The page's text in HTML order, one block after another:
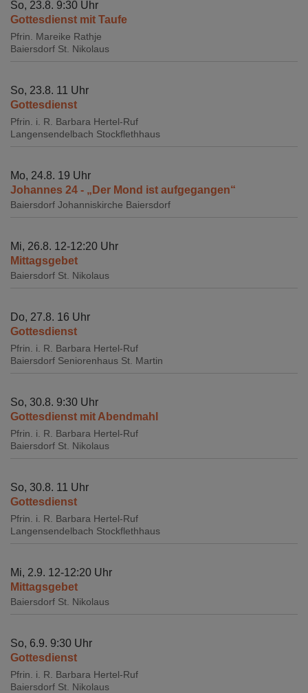
So, 23.8. 9:30 Uhr
Gottesdienst mit Taufe
Pfrin. Mareike Rathje
Baiersdorf St. Nikolaus
So, 23.8. 11 Uhr
Gottesdienst
Pfrin. i. R. Barbara Hertel-Ruf
Langensendelbach Stockflethhaus
Mo, 24.8. 19 Uhr
Johannes 24 - „Der Mond ist aufgegangen“
Baiersdorf Johanniskirche Baiersdorf
Mi, 26.8. 12-12:20 Uhr
Mittagsgebet
Baiersdorf St. Nikolaus
Do, 27.8. 16 Uhr
Gottesdienst
Pfrin. i. R. Barbara Hertel-Ruf
Baiersdorf Seniorenhaus St. Martin
So, 30.8. 9:30 Uhr
Gottesdienst mit Abendmahl
Pfrin. i. R. Barbara Hertel-Ruf
Baiersdorf St. Nikolaus
So, 30.8. 11 Uhr
Gottesdienst
Pfrin. i. R. Barbara Hertel-Ruf
Langensendelbach Stockflethhaus
Mi, 2.9. 12-12:20 Uhr
Mittagsgebet
Baiersdorf St. Nikolaus
So, 6.9. 9:30 Uhr
Gottesdienst
Pfrin. i. R. Barbara Hertel-Ruf
Baiersdorf St. Nikolaus